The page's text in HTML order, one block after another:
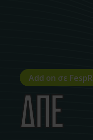
Add on σε FespR